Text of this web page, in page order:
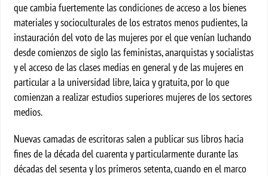
que cambia fuertemente las condiciones de acceso a los bienes
materiales y socioculturales de los estratos menos pudientes, la
instauración del voto de las mujeres por el que venían luchando
desde comienzos de siglo las feministas, anarquistas y socialistas
y el acceso de las clases medias en general y de las mujeres en
particular a la universidad libre, laica y gratuita, por lo que
comienzan a realizar estudios superiores mujeres de los sectores
medios.
Nuevas camadas de escritoras salen a publicar sus libros hacia
fines de la década del cuarenta y particularmente durante las
décadas del sesenta y los primeros setenta, cuando en el marco